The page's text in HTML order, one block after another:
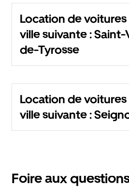
Location de voitures
ville suivante :
de-Tyrosse
Location de voitures
ville suivante :
Foire aux